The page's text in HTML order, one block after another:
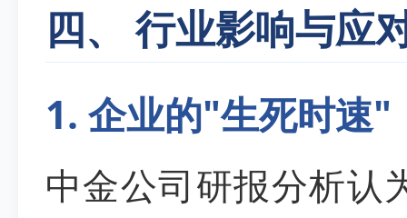
四、 行业影响与应
1. 企业的"生死时速"
中金公司研报分析认